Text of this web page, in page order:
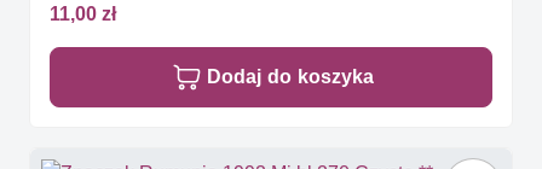
11,00 zł
Dodaj do koszyka